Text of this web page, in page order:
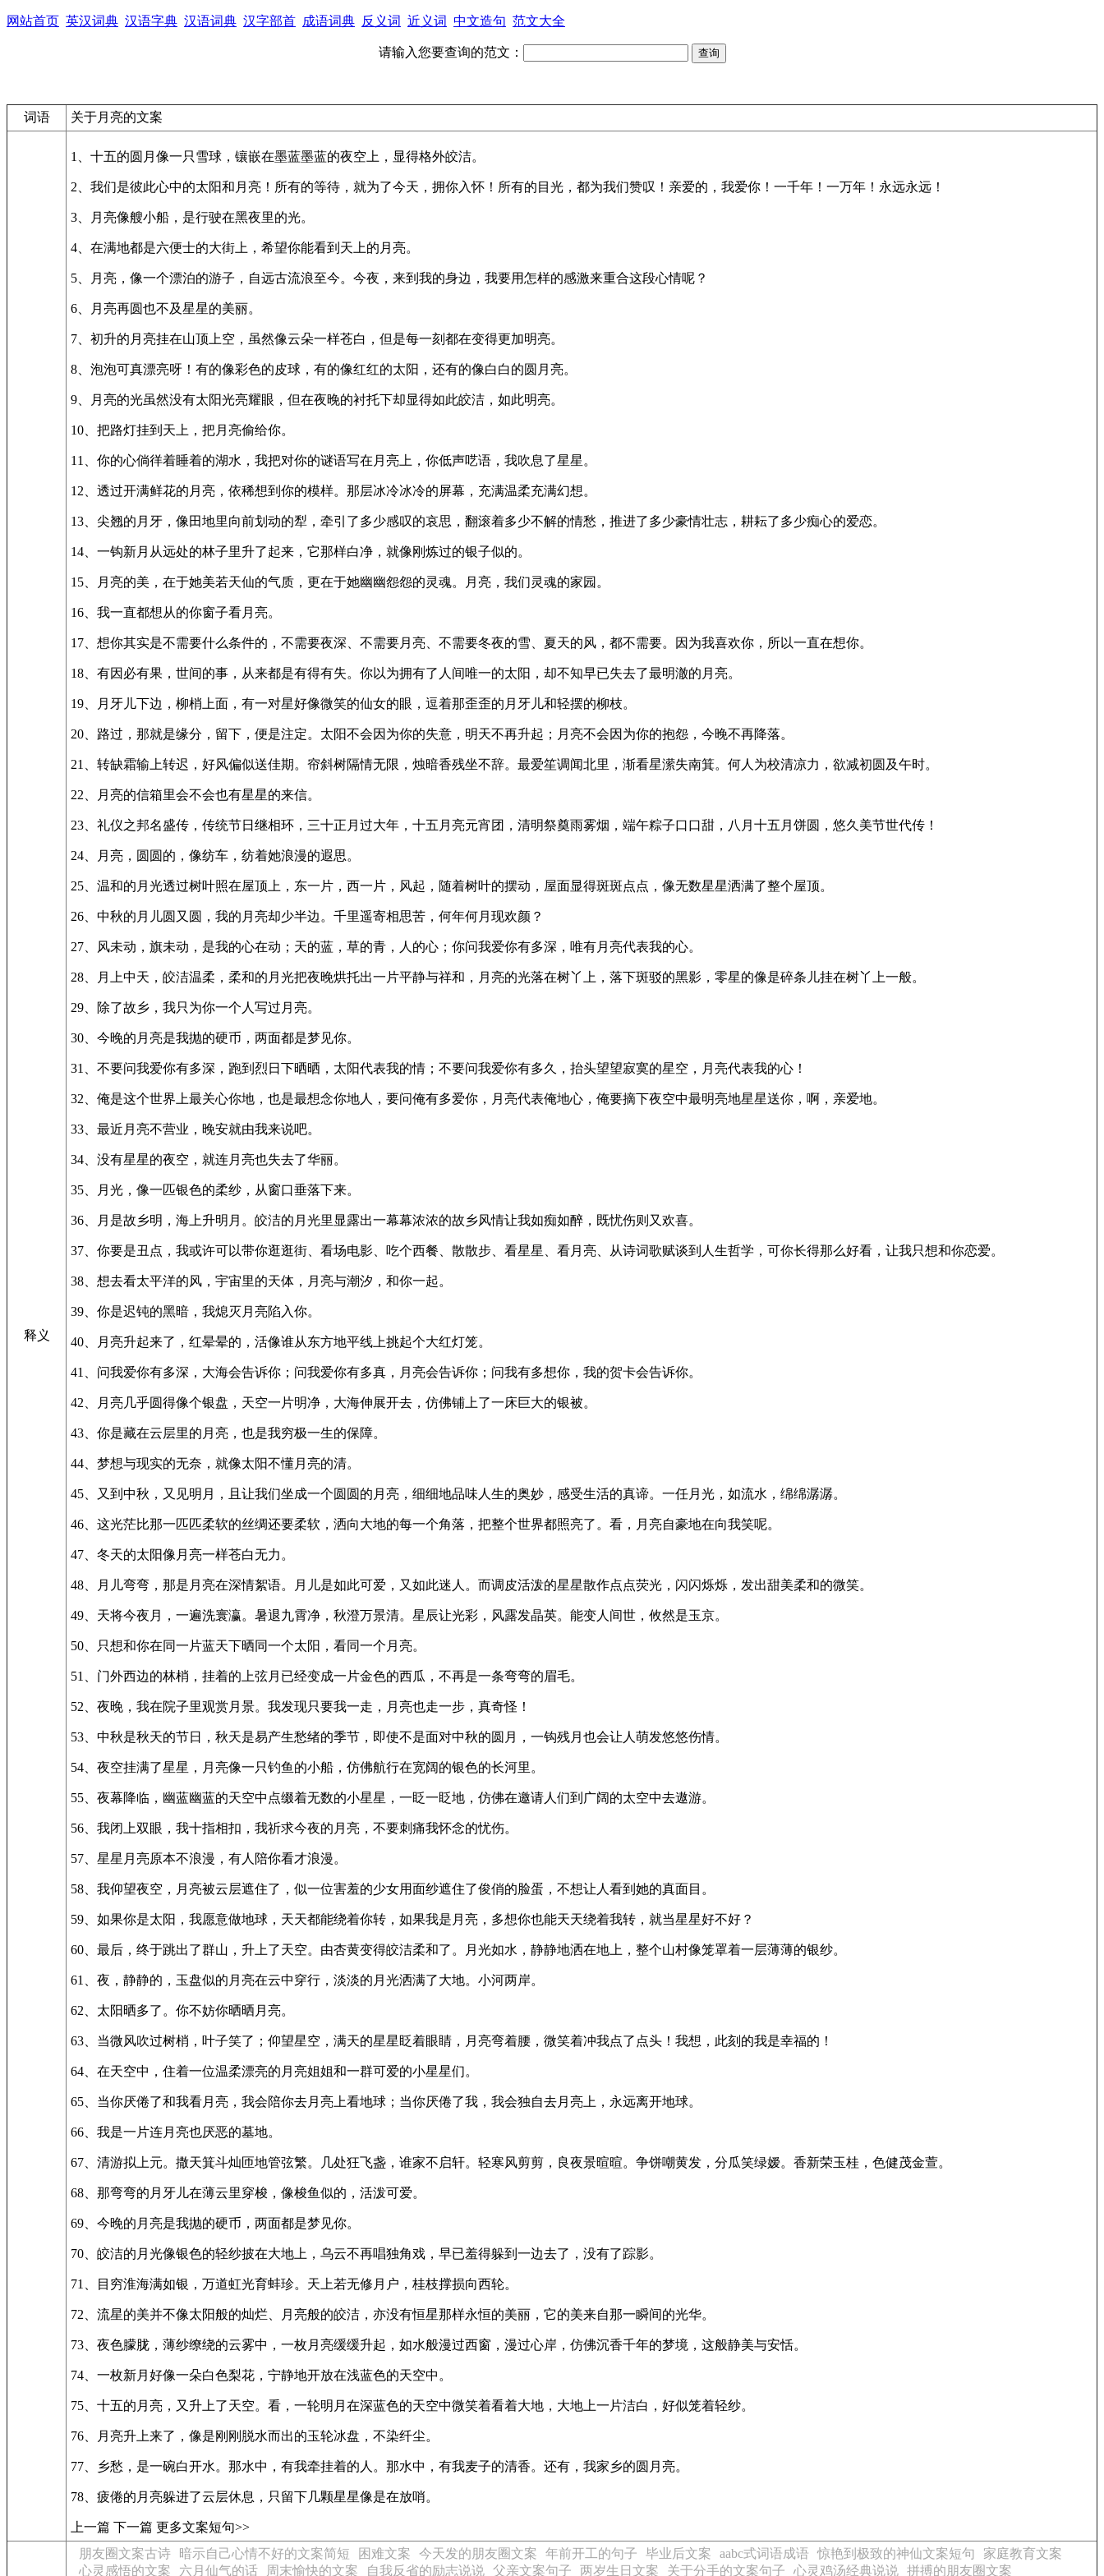
网站首页 英汉词典 汉语字典 汉语词典 汉字部首 成语词典 反义词 近义词 中文造句 范文大全
请输入您要查询的范文：
词语 关于月亮的文案
释义
1、十五的圆月像一只雪球，镶嵌在墨蓝墨蓝的夜空上，显得格外皎洁。
2、我们是彼此心中的太阳和月亮！所有的等待，就为了今天，拥你入怀！所有的目光，都为我们赞叹！亲爱的，我爱你！一千年！一万年！永远永远！
3、月亮像艘小船，是行驶在黑夜里的光。
4、在满地都是六便士的大街上，希望你能看到天上的月亮。
5、月亮，像一个漂泊的游子，自远古流浪至今。今夜，来到我的身边，我要用怎样的感激来重合这段心情呢？
6、月亮再圆也不及星星的美丽。
7、初升的月亮挂在山顶上空，虽然像云朵一样苍白，但是每一刻都在变得更加明亮。
8、泡泡可真漂亮呀！有的像彩色的皮球，有的像红红的太阳，还有的像白白的圆月亮。
9、月亮的光虽然没有太阳光亮耀眼，但在夜晚的衬托下却显得如此皎洁，如此明亮。
10、把路灯挂到天上，把月亮偷给你。
11、你的心倘徉着睡着的湖水，我把对你的谜语写在月亮上，你低声呓语，我吹息了星星。
12、透过开满鲜花的月亮，依稀想到你的模样。那层冰冷冰冷的屏幕，充满温柔充满幻想。
13、尖翘的月牙，像田地里向前划动的犁，牵引了多少感叹的哀思，翻滚着多少不解的情愁，推进了多少豪情壮志，耕耘了多少痴心的爱恋。
14、一钩新月从远处的林子里升了起来，它那样白净，就像刚炼过的银子似的。
15、月亮的美，在于她美若天仙的气质，更在于她幽幽怨怨的灵魂。月亮，我们灵魂的家园。
16、我一直都想从的你窗子看月亮。
17、想你其实是不需要什么条件的，不需要夜深、不需要月亮、不需要冬夜的雪、夏天的风，都不需要。因为我喜欢你，所以一直在想你。
18、有因必有果，世间的事，从来都是有得有失。你以为拥有了人间唯一的太阳，却不知早已失去了最明澈的月亮。
19、月牙儿下边，柳梢上面，有一对星好像微笑的仙女的眼，逗着那歪歪的月牙儿和轻摆的柳枝。
20、路过，那就是缘分，留下，便是注定。太阳不会因为你的失意，明天不再升起；月亮不会因为你的抱怨，今晚不再降落。
21、转缺霜输上转迟，好风偏似送佳期。帘斜树隔情无限，烛暗香残坐不辞。最爱笙调闻北里，渐看星潆失南箕。何人为校清凉力，欲减初圆及午时。
22、月亮的信箱里会不会也有星星的来信。
23、礼仪之邦名盛传，传统节日继相环，三十正月过大年，十五月亮元宵团，清明祭奠雨雾烟，端午粽子口口甜，八月十五月饼圆，悠久美节世代传！
24、月亮，圆圆的，像纺车，纺着她浪漫的遐思。
25、温和的月光透过树叶照在屋顶上，东一片，西一片，风起，随着树叶的摆动，屋面显得斑斑点点，像无数星星洒满了整个屋顶。
26、中秋的月儿圆又圆，我的月亮却少半边。千里遥寄相思苦，何年何月现欢颜？
27、风未动，旗未动，是我的心在动；天的蓝，草的青，人的心；你问我爱你有多深，唯有月亮代表我的心。
28、月上中天，皎洁温柔，柔和的月光把夜晚烘托出一片平静与祥和，月亮的光落在树丫上，落下斑驳的黑影，零星的像是碎条儿挂在树丫上一般。
29、除了故乡，我只为你一个人写过月亮。
30、今晚的月亮是我抛的硬币，两面都是梦见你。
31、不要问我爱你有多深，跑到烈日下晒晒，太阳代表我的情；不要问我爱你有多久，抬头望望寂寞的星空，月亮代表我的心！
32、俺是这个世界上最关心你地，也是最想念你地人，要问俺有多爱你，月亮代表俺地心，俺要摘下夜空中最明亮地星星送你，啊，亲爱地。
33、最近月亮不营业，晚安就由我来说吧。
34、没有星星的夜空，就连月亮也失去了华丽。
35、月光，像一匹银色的柔纱，从窗口垂落下来。
36、月是故乡明，海上升明月。皎洁的月光里显露出一幕幕浓浓的故乡风情让我如痴如醉，既忧伤则又欢喜。
37、你要是丑点，我或许可以带你逛逛街、看场电影、吃个西餐、散散步、看星星、看月亮、从诗词歌赋谈到人生哲学，可你长得那么好看，让我只想和你恋爱。
38、想去看太平洋的风，宇宙里的天体，月亮与潮汐，和你一起。
39、你是迟钝的黑暗，我熄灭月亮陷入你。
40、月亮升起来了，红晕晕的，活像谁从东方地平线上挑起个大红灯笼。
41、问我爱你有多深，大海会告诉你；问我爱你有多真，月亮会告诉你；问我有多想你，我的贺卡会告诉你。
42、月亮几乎圆得像个银盘，天空一片明净，大海伸展开去，仿佛铺上了一床巨大的银被。
43、你是藏在云层里的月亮，也是我穷极一生的保障。
44、梦想与现实的无奈，就像太阳不懂月亮的清。
45、又到中秋，又见明月，且让我们坐成一个圆圆的月亮，细细地品味人生的奥妙，感受生活的真谛。一任月光，如流水，绵绵潺潺。
46、这光茫比那一匹匹柔软的丝绸还要柔软，洒向大地的每一个角落，把整个世界都照亮了。看，月亮自豪地在向我笑呢。
47、冬天的太阳像月亮一样苍白无力。
48、月儿弯弯，那是月亮在深情絮语。月儿是如此可爱，又如此迷人。而调皮活泼的星星散作点点荧光，闪闪烁烁，发出甜美柔和的微笑。
49、天将今夜月，一遍洗寰瀛。暑退九霄净，秋澄万景清。星辰让光彩，风露发晶英。能变人间世，攸然是玉京。
50、只想和你在同一片蓝天下晒同一个太阳，看同一个月亮。
51、门外西边的林梢，挂着的上弦月已经变成一片金色的西瓜，不再是一条弯弯的眉毛。
52、夜晚，我在院子里观赏月景。我发现只要我一走，月亮也走一步，真奇怪！
53、中秋是秋天的节日，秋天是易产生愁绪的季节，即使不是面对中秋的圆月，一钩残月也会让人萌发悠悠伤情。
54、夜空挂满了星星，月亮像一只钓鱼的小船，仿佛航行在宽阔的银色的长河里。
55、夜幕降临，幽蓝幽蓝的天空中点缀着无数的小星星，一眨一眨地，仿佛在邀请人们到广阔的太空中去遨游。
56、我闭上双眼，我十指相扣，我祈求今夜的月亮，不要刺痛我怀念的忧伤。
57、星星月亮原本不浪漫，有人陪你看才浪漫。
58、我仰望夜空，月亮被云层遮住了，似一位害羞的少女用面纱遮住了俊俏的脸蛋，不想让人看到她的真面目。
59、如果你是太阳，我愿意做地球，天天都能绕着你转，如果我是月亮，多想你也能天天绕着我转，就当星星好不好？
60、最后，终于跳出了群山，升上了天空。由杏黄变得皎洁柔和了。月光如水，静静地洒在地上，整个山村像笼罩着一层薄薄的银纱。
61、夜，静静的，玉盘似的月亮在云中穿行，淡淡的月光洒满了大地。小河两岸。
62、太阳晒多了。你不妨你晒晒月亮。
63、当微风吹过树梢，叶子笑了；仰望星空，满天的星星眨着眼睛，月亮弯着腰，微笑着冲我点了点头！我想，此刻的我是幸福的！
64、在天空中，住着一位温柔漂亮的月亮姐姐和一群可爱的小星星们。
65、当你厌倦了和我看月亮，我会陪你去月亮上看地球；当你厌倦了我，我会独自去月亮上，永远离开地球。
66、我是一片连月亮也厌恶的墓地。
67、清游拟上元。撒天箕斗灿匝地管弦繁。几处狂飞盏，谁家不启轩。轻寒风剪剪，良夜景暄暄。争饼嘲黄发，分瓜笑绿嫒。香新荣玉桂，色健茂金萱。
68、那弯弯的月牙儿在薄云里穿梭，像梭鱼似的，活泼可爱。
69、今晚的月亮是我抛的硬币，两面都是梦见你。
70、皎洁的月光像银色的轻纱披在大地上，乌云不再唱独角戏，早已羞得躲到一边去了，没有了踪影。
71、目穷淮海满如银，万道虹光育蚌珍。天上若无修月户，桂枝撑损向西轮。
72、流星的美并不像太阳般的灿烂、月亮般的皎洁，亦没有恒星那样永恒的美丽，它的美来自那一瞬间的光华。
73、夜色朦胧，薄纱缭绕的云雾中，一枚月亮缓缓升起，如水般漫过西窗，漫过心岸，仿佛沉香千年的梦境，这般静美与安恬。
74、一枚新月好像一朵白色梨花，宁静地开放在浅蓝色的天空中。
75、十五的月亮，又升上了天空。看，一轮明月在深蓝色的天空中微笑着看着大地，大地上一片洁白，好似笼着轻纱。
76、月亮升上来了，像是刚刚脱水而出的玉轮冰盘，不染纤尘。
77、乡愁，是一碗白开水。那水中，有我牵挂着的人。那水中，有我麦子的清香。还有，我家乡的圆月亮。
78、疲倦的月亮躲进了云层休息，只留下几颗星星像是在放哨。
上一篇 下一篇 更多文案短句>>
朋友圈文案古诗
暗示自己心情不好的文案简短 困难文案 今天发的朋友圈文案 年前开工的句子 毕业后文案 aabc式词语成语 惊艳到极致的神仙文案短句
家庭教育文案
心灵感悟的文案
六月仙气的话 周末愉快的文案 自我反省的励志说说 父亲文案句子 两岁生日文案 关于分手的文案句子 心灵鸡汤经典说说 拼搏的朋友圈文案